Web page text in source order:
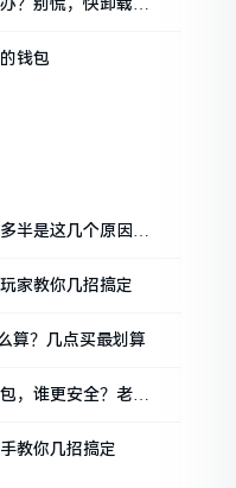
？别慌，快卸载，
钱包
半是这几个原因闹
家教你几招搞定
算？几点买最划算
，谁更安全？老玩
教你几招搞定